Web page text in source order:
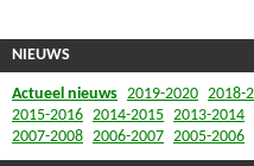
NIEUWS
Actueel nieuws 2019-2020 2018-
2015-2016 2014-2015 2013-2014
2007-2008 2006-2007 2005-2006